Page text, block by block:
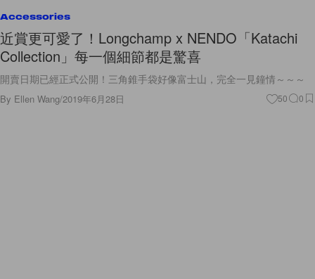
Accessories
近賞更可愛了！Longchamp x NENDO「Katachi
Collection」每一個細節都是驚喜
開賣日期已經正式公開！三角錐手袋好像富士山，完全一見鐘情～～～
By Ellen Wang/2019年6月28日 50 0